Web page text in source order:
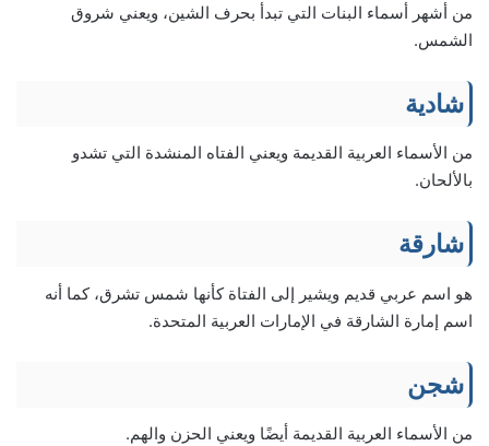
من أشهر أسماء البنات التي تبدأ بحرف الشين، ويعني شروق
الشمس.
شادية
من الأسماء العربية القديمة ويعني الفتاه المنشدة التي تشدو
بالألحان.
شارقة
هو اسم عربي قديم ويشير إلى الفتاة كأنها شمس تشرق، كما أنه
اسم إمارة الشارقة في الإمارات العربية المتحدة.
شجن
من الأسماء العربية القديمة أيضًا ويعني الحزن والهم.